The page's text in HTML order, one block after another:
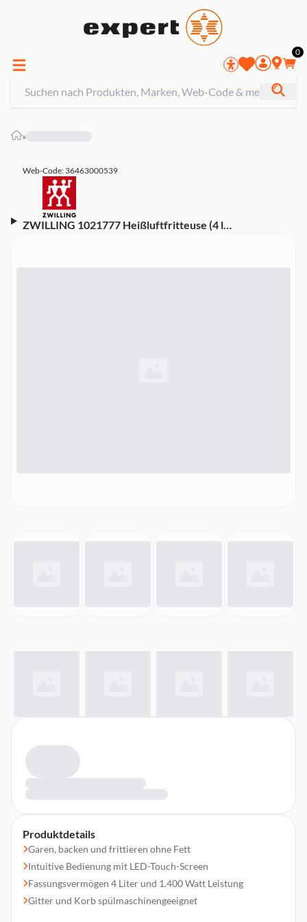
0
»
Web-Code: 36463000539
ZWILLING 1021777 Heißluftfritteuse (4 l
Produktdetails
Garen, backen und frittieren ohne Fett
Intuitive Bedienung mit LED-Touch-Screen
Fassungsvermögen 4 Liter und 1.400 Watt Leistung
Gitter und Korb spülmaschinengeeignet